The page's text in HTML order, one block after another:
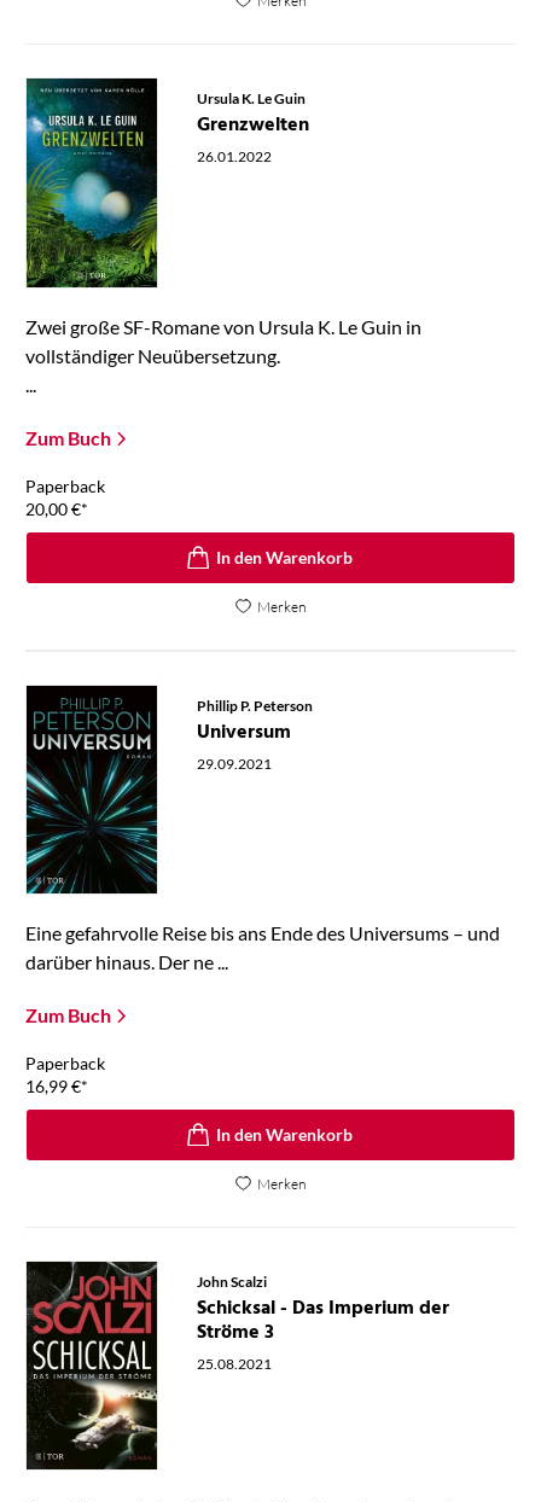
Ursula K. Le Guin
Grenzwelten
26.01.2022
Zwei große SF-Romane von Ursula K. Le Guin in
vollständiger Neuübersetzung.
...
Zum Buch
Paperback
20,00€*
In den Warenkorb
Merken
Phillip P. Peterson
Universum
29.09.2021
Eine gefahrvolle Reise bis ans Ende des Universums – und
darüber hinaus. Der ne ...
Zum Buch
Paperback
16,99€*
In den Warenkorb
Merken
John Scalzi
Schicksal - Das Imperium der
Ströme 3
25.08.2021